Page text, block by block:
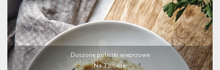
Duszone policzki wieprzowe
Na 3 porcje: